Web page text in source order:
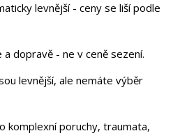
levnější - ceny se liší podle
dopravě - ne v ceně sezení.
levnější, ale nemáte výběr
komplexní poruchy, traumata,